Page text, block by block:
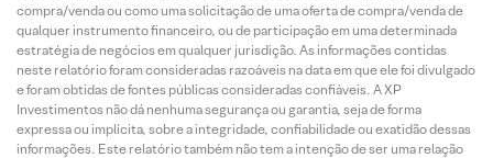
compra/venda ou como uma solicitação de uma oferta de compra/venda de
qualquer instrumento financeiro, ou de participação em uma determinada
estratégia de negócios em qualquer jurisdição. As informações contidas
neste relatório foram consideradas razoáveis na data em que ele foi divulgado
e foram obtidas de fontes públicas consideradas confiáveis. A XP
Investimentos não dá nenhuma segurança ou garantia, seja de forma
expressa ou implícita, sobre a integridade, confiabilidade ou exatidão dessas
informações. Este relatório também não tem a intenção de ser uma relação